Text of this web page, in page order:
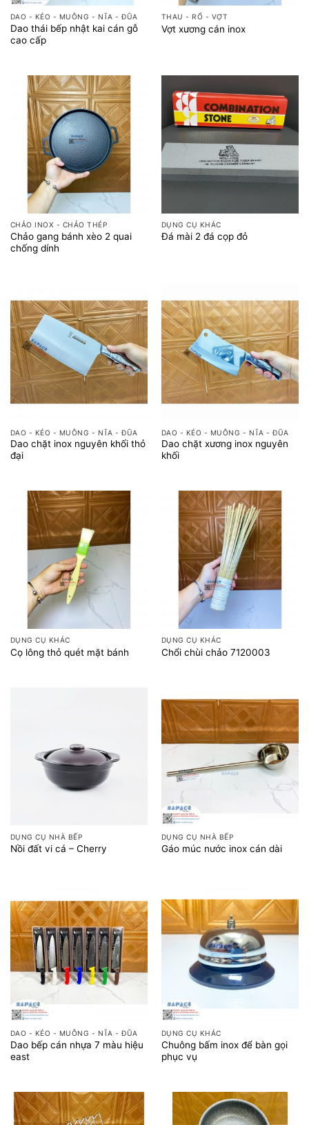
DAO - KÉO - MUỖNG - NĨA - ĐŨA
Dao thái bếp nhật kai cán gỗ
cao cấp
THAU - RỔ - VỢT
Vợt xương cán inox
CHẢO INOX - CHẢO THÉP
Chảo gang bánh xèo 2 quai
chống dính
DỤNG CỤ KHÁC
Đá mài 2 đá cọp đỏ
DAO - KÉO - MUỖNG - NĨA - ĐŨA
Dao chặt inox nguyên khối thỏ
đại
DAO - KÉO - MUỖNG - NĨA - ĐŨA
Dao chặt xương inox nguyên
khối
DỤNG CỤ KHÁC
Cọ lông thỏ quét mặt bánh
DỤNG CỤ KHÁC
Chổi chùi chảo 7120003
DỤNG CỤ NHÀ BẾP
Nồi đất vi cá – Cherry
DỤNG CỤ NHÀ BẾP
Gáo múc nước inox cán dài
DAO - KÉO - MUỖNG - NĨA - ĐŨA
Dao bếp cán nhựa 7 màu hiệu
east
DỤNG CỤ KHÁC
Chuông bấm inox để bàn gọi
phục vụ